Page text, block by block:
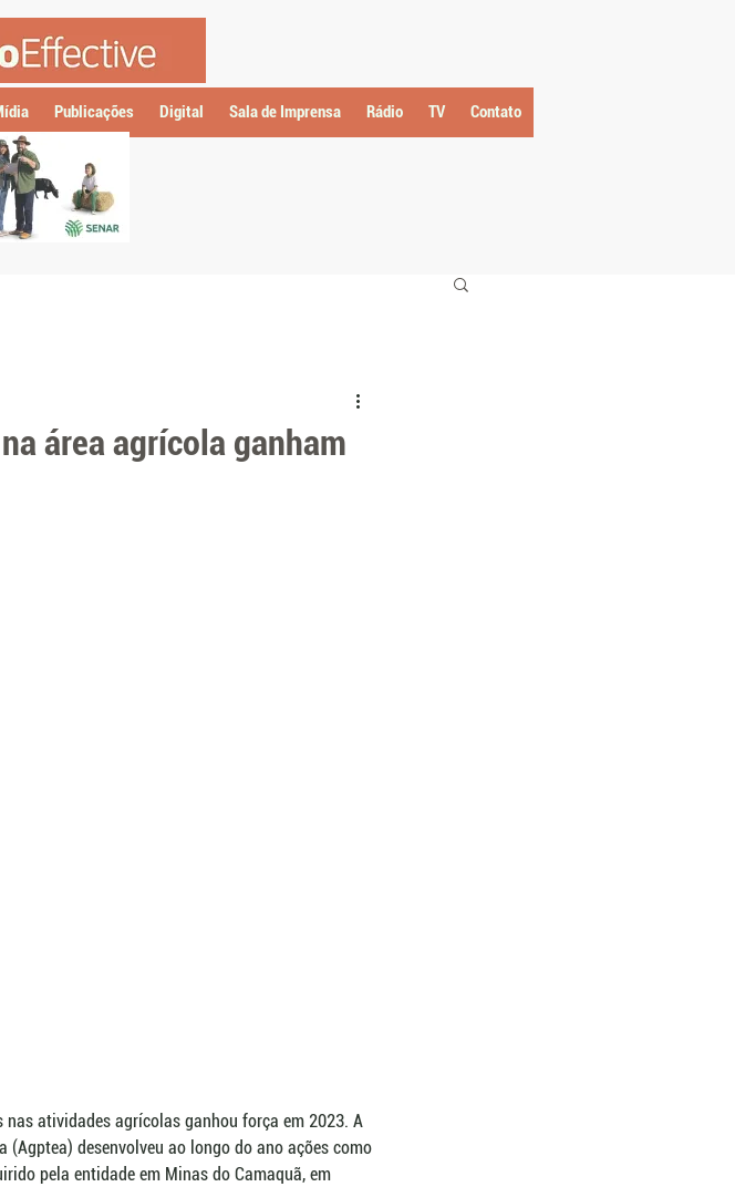
Publicações Digital Sala de Imprensa Rádio TV Contato
área agrícola ganham
atividades agrícolas ganhou força em 2023. A
(Agptea) desenvolveu ao longo do ano ações como
pela entidade em Minas do Camaquã, em